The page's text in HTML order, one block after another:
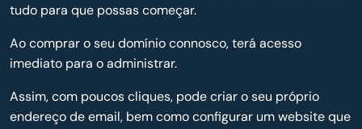
tudo para que possas começar.
Ao comprar o seu domínio connosco, terá acesso
imediato para o administrar.
Assim, com poucos cliques, pode criar o seu próprio
endereço de email, bem como configurar um website que